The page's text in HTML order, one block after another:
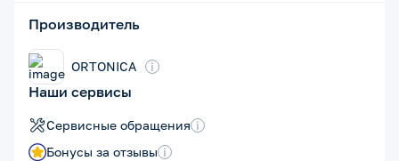
Производитель
ORTONICA i
Наши сервисы
Сервисные обращения i
Бонусы за отзывы i